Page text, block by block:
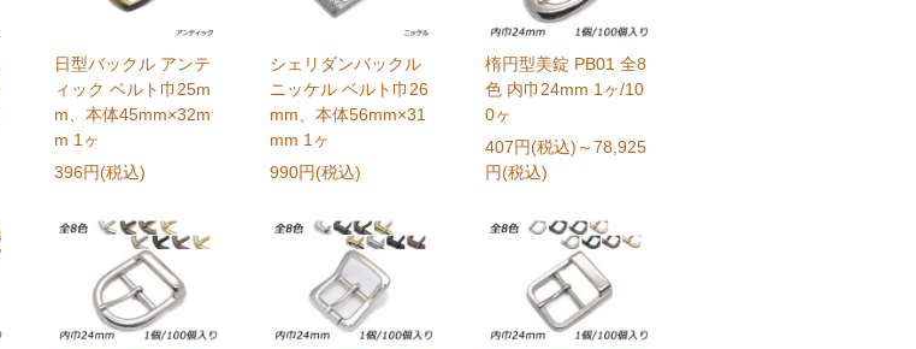
日型バックル アンテ
ィック ベルト巾25m
m、本体45mm×32m
m 1ヶ
396円(税込)
シェリダンバックル
ニッケル ベルト巾26
mm、本体56mm×31
mm 1ヶ
990円(税込)
楕円型美錠 PB01 全8
色 内巾24mm 1ヶ/10
0ヶ
407円(税込) ～78,925
円(税込)